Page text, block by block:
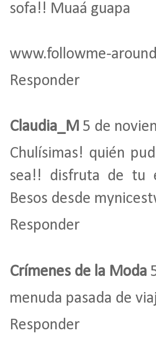
sofa!! Muaá guapa
www.followme-
Responder
Claudia_M 5 de
Chulísimas! quién
sea!! disfruta de tu
Besos desde
Responder
Crímenes de la Moda
menuda pasada de
Responder